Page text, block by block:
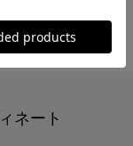
#ジレ
ネート